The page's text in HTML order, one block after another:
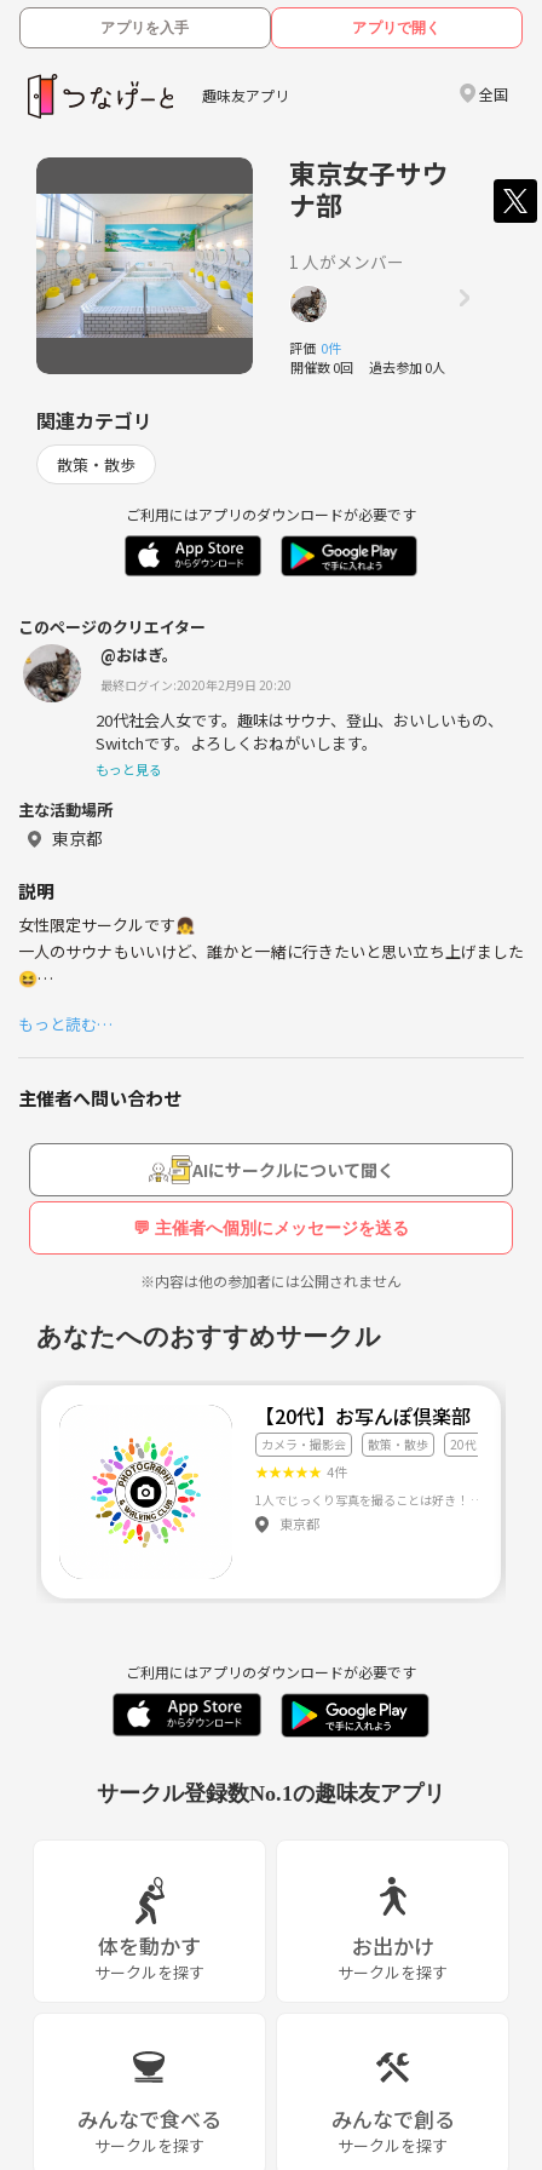
アプリを入手 アプリで開く
趣味友アプリ 全国
東京女子サウ
ナ部
1 人がメンバー
評価 0件
開催数 0回 過去参加 0人
関連カテゴリ
散策・散歩
ご利用にはアプリのダウンロードが必要です
このページのクリエイター
@おはぎ。
最終ログイン:2020年2月9日 20:20
20代社会人女です。趣味はサウナ、登山、おいしいもの、
Switchです。よろしくおねがいします。
もっと見る
主な活動場所
東京都
説明
女性限定サークルです👧
一人のサウナもいいけど、誰かと一緒に行きたいと思い立ち上げました
😆
サウナ好きの方、一緒にサウナを楽しみましょう🎵
もっと読む…
主催者へ問い合わせ
AIにサークルについて聞く
💬 主催者へ個別にメッセージを送る
※内容は他の参加者には公開されません
あなたへのおすすめサークル
【20代】お写んぽ倶楽部
カメラ・撮影会 散策・散歩 20代友達づくり
★★★★★ 4件
東京都
ご利用にはアプリのダウンロードが必要です
サークル登録数No.1の趣味友アプリ
体を動かす
サークルを探す
お出かけ
サークルを探す
みんなで食べる
サークルを探す
みんなで創る
サークルを探す